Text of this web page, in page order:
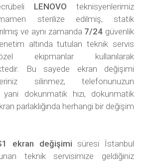
LENOVO teknisyenlerimiz
sterilize edilmiş, statik
ve aynı zamanda 7/24 güvenlik
altında tutulan teknik servis
ekipmanlar kullanılarak
Bu sayede ekran değişimi
silinmez, telefonunuzun
yani dokunmatik hızı, dokunmatik
parlaklığında herhangi bir değişim
ekran değişimi süresi İstanbul
teknik servisimize geldiğiniz